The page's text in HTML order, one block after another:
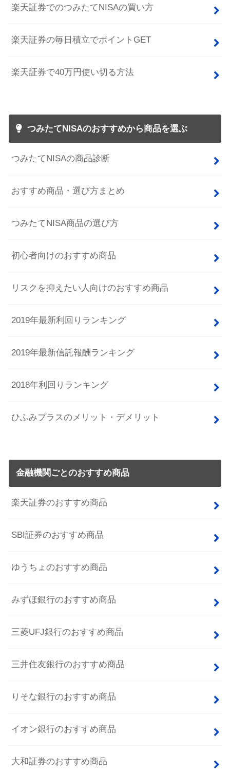
楽天証券でのつみたてNISAの買い方
楽天証券の毎日積立でポイントGET
楽天証券で40万円使い切る方法
つみたてNISAのおすすめから商品を選ぶ
つみたてNISAの商品診断
おすすめ商品・選び方まとめ
つみたてNISA商品の選び方
初心者向けのおすすめ商品
リスクを抑えたい人向けのおすすめ商品
2019年最新利回りランキング
2019年最新信託報酬ランキング
2018年利回りランキング
ひふみプラスのメリット・デメリット
金融機関ごとのおすすめ商品
楽天証券のおすすめ商品
SBI証券のおすすめ商品
ゆうちょのおすすめ商品
みずほ銀行のおすすめ商品
三菱UFJ銀行のおすすめ商品
三井住友銀行のおすすめ商品
りそな銀行のおすすめ商品
イオン銀行のおすすめ商品
大和証券のおすすめ商品